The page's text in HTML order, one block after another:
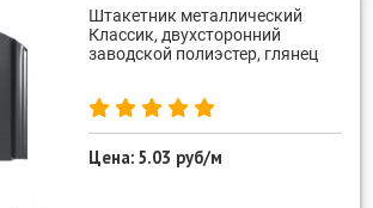
Штакетник металлический
Классик, двухсторонний
заводской полиэстер, глянец
Цена: 5.03 руб/м